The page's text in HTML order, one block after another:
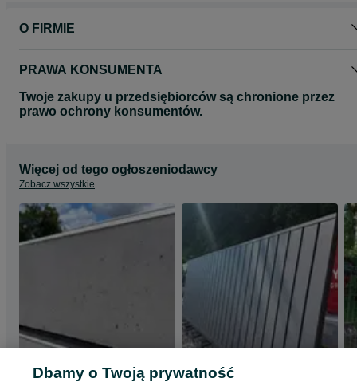
O FIRMIE
PRAWA KONSUMENTA
Twoje zakupy u przedsiębiorców są chronione przez
prawo ochrony konsumentów.
Więcej od tego ogłoszeniodawcy
Zobacz wszystkie
Dbamy o Twoją prywatność